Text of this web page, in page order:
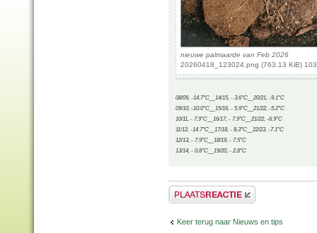
nieuwe palmaarde van Feb 2026
20260418_123024.png (763.13 KiB)
08/09, -14.7°C__14/15, - 3.6°C__20/21, -9.1°C
09/10, -10.0°C__15/16, - 5.9°C__21/22, -5.2°C
10/11, - 7.9°C__16/17, - 7.9°C__21/22, -6.9°C
11/12, -14.7°C__17/18, - 8.3°C__22/23, -7.1°C
12/13, - 7.9°C__18/19, - 7.5°C
13/14, - 0.8°C__19/20, - 2.8°C
Plaats een reactie
Keer terug naar Nieuws en tips